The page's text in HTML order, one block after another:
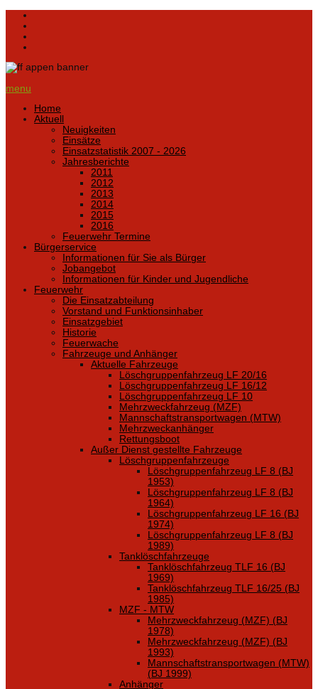
menu
Home
Aktuell
Neuigkeiten
Einsätze
Einsatzstatistik 2007 - 2026
Jahresberichte
2011
2012
2013
2014
2015
2016
Feuerwehr Termine
Bürgerservice
Informationen für Sie als Bürger
Jobangebot
Informationen für Kinder und Jugendliche
Feuerwehr
Die Einsatzabteilung
Vorstand und Funktionsinhaber
Einsatzgebiet
Historie
Feuerwache
Fahrzeuge und Anhänger
Aktuelle Fahrzeuge
Löschgruppenfahrzeug LF 20/16
Löschgruppenfahrzeug LF 16/12
Löschgruppenfahrzeug LF 10
Mehrzweckfahrzeug (MZF)
Mannschaftstransportwagen (MTW)
Mehrzweckanhänger
Rettungsboot
Außer Dienst gestellte Fahrzeuge
Löschgruppenfahrzeuge
Löschgruppenfahrzeug LF 8 (BJ
1953)
Löschgruppenfahrzeug LF 8 (BJ
1964)
Löschgruppenfahrzeug LF 16 (BJ
1974)
Löschgruppenfahrzeug LF 8 (BJ
1989)
Tanklöschfahrzeuge
Tanklöschfahrzeug TLF 16 (BJ
1969)
Tanklöschfahrzeug TLF 16/25 (BJ
1985)
MZF - MTW
Mehrzweckfahrzeug (MZF) (BJ
1978)
Mehrzweckfahrzeug (MZF) (BJ
1993)
Mannschaftstransportwagen (MTW)
(BJ 1999)
Anhänger